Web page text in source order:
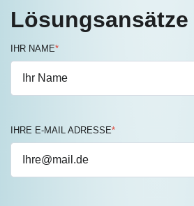
Lösungsansätze
IHR NAME*
IHRE E-MAIL ADRESSE*